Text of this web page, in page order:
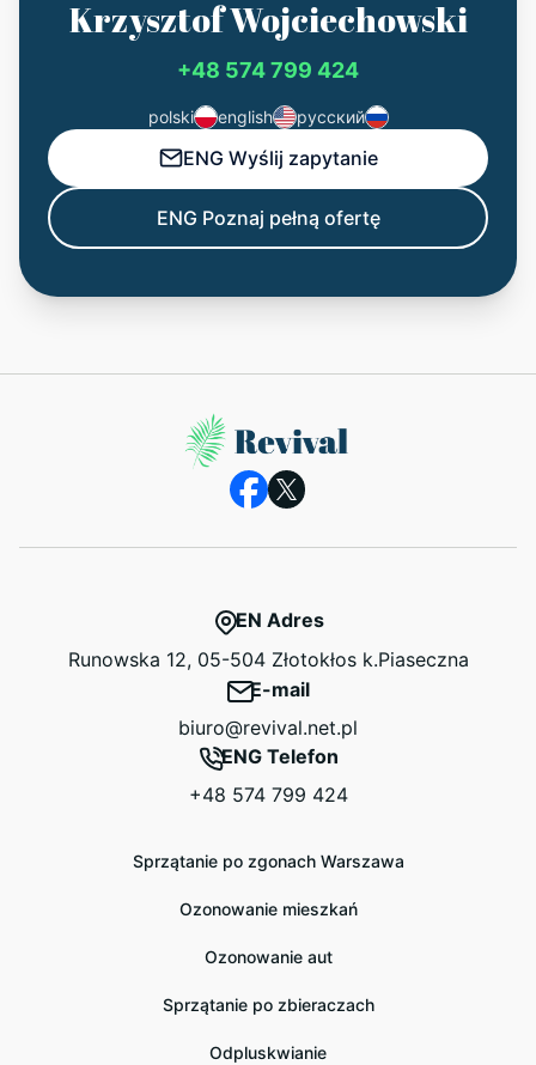
Krzysztof Wojciechowski
+48 574 799 424
polski english русский
ENG Wyślij zapytanie
ENG Poznaj pełną ofertę
EN Adres
Runowska 12, 05-504 Złotokłos k.Piaseczna
E-mail
biuro@revival.net.pl
ENG Telefon
+48 574 799 424
Sprzątanie po zgonach Warszawa
Ozonowanie mieszkań
Ozonowanie aut
Sprzątanie po zbieraczach
Odpluskwianie